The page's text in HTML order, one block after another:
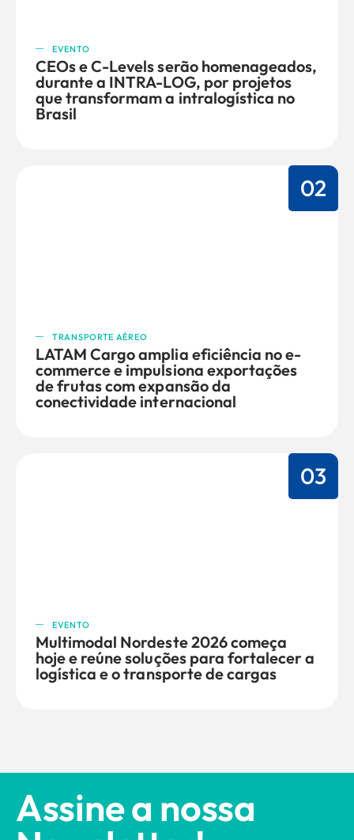
EVENTO
CEOs e C-Levels serão homenageados,
durante a INTRA-LOG, por projetos
que transformam a intralogística no
Brasil
02
TRANSPORTE AÉREO
LATAM Cargo amplia eficiência no e-
commerce e impulsiona exportações
de frutas com expansão da
conectividade internacional
03
EVENTO
Multimodal Nordeste 2026 começa
hoje e reúne soluções para fortalecer a
logística e o transporte de cargas
Assine a nossa